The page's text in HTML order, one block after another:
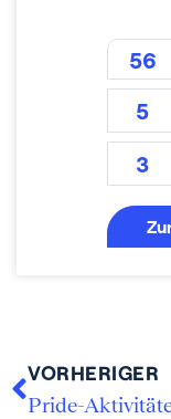
56
5
3
VORHERIGER